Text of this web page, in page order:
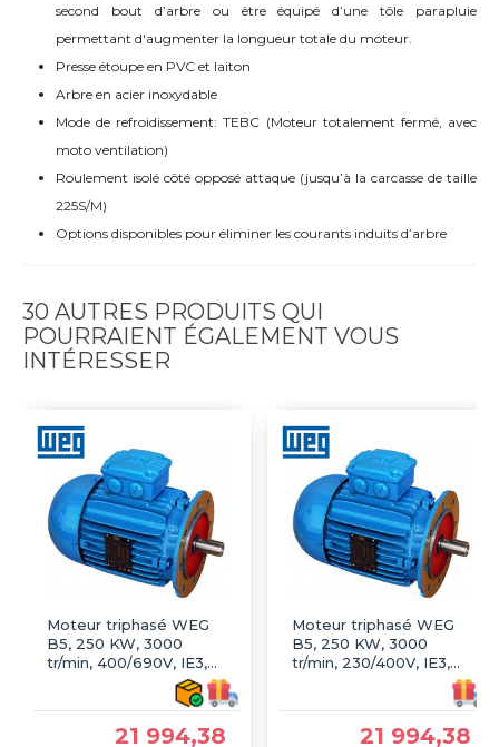
second bout d’arbre ou être équipé d’une tôle parapluie
permettant d'augmenter la longueur totale du moteur.
Presse étoupe en PVC et laiton
Arbre en acier inoxydable
Mode de refroidissement: TEBC (Moteur totalement fermé, avec
moto ventilation)
Roulement isolé côté opposé attaque (jusqu’à la carcasse de taille
225S/M)
Options disponibles pour éliminer les courants induits d’arbre
30 AUTRES PRODUITS QUI
POURRAIENT ÉGALEMENT VOUS
INTÉRESSER
Moteur triphasé WEG
B5, 250 KW, 3000
tr/min, 400/690V, IE3,
21 994,38
Moteur triphasé WEG
B5, 250 KW, 3000
tr/min, 230/400V, IE3,
21 994,38